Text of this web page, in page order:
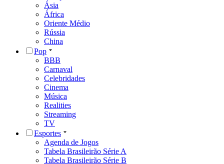
Ásia
África
Oriente Médio
Rússia
China
Pop
BBB
Carnaval
Celebridades
Cinema
Música
Realities
Streaming
TV
Esportes
Agenda de Jogos
Tabela Brasileirão Série A
Tabela Brasileirão Série B